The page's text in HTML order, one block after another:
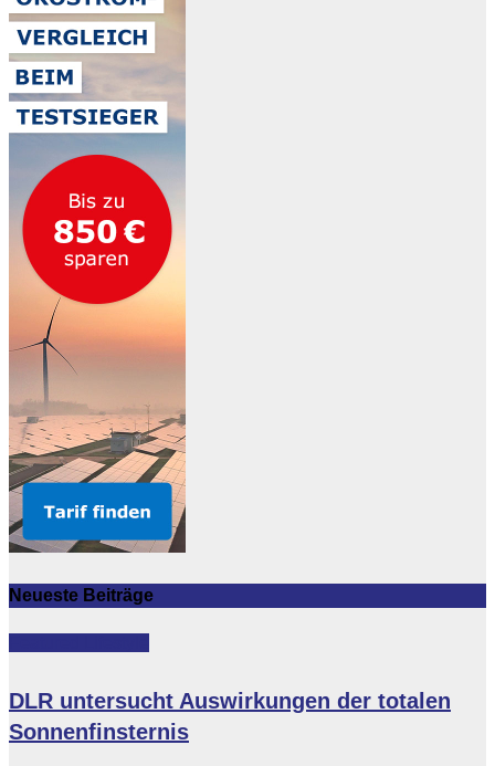
Neueste Beiträge
DLR untersucht Auswirkungen der totalen
Sonnenfinsternis